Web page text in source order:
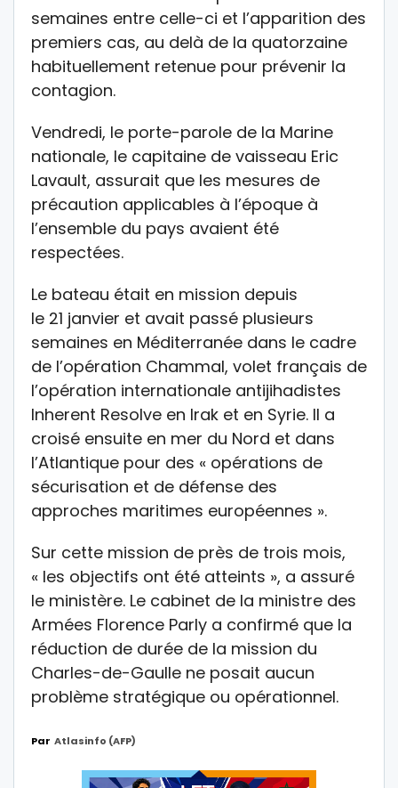
semaines entre celle-ci et l’apparition des
premiers cas, au delà de la quatorzaine
habituellement retenue pour prévenir la
contagion.
Vendredi, le porte-parole de la Marine
nationale, le capitaine de vaisseau Eric
Lavault, assurait que les mesures de
précaution applicables à l’époque à
l’ensemble du pays avaient été
respectées.
Le bateau était en mission depuis
le 21 janvier et avait passé plusieurs
semaines en Méditerranée dans le cadre
de l’opération Chammal, volet français de
l’opération internationale antijihadistes
Inherent Resolve en Irak et en Syrie. Il a
croisé ensuite en mer du Nord et dans
l’Atlantique pour des « opérations de
sécurisation et de défense des
approches maritimes européennes ».
Sur cette mission de près de trois mois,
« les objectifs ont été atteints », a assuré
le ministère. Le cabinet de la ministre des
Armées Florence Parly a confirmé que la
réduction de durée de la mission du
Charles-de-Gaulle ne posait aucun
problème stratégique ou opérationnel.
Par Atlasinfo (AFP)